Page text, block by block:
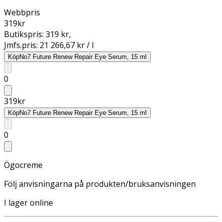
Webbpris
319kr
Butikspris: 319 kr,
Jmfs.pris: 21 266,67 kr / l
KöpNo7 Future Renew Repair Eye Serum, 15 ml
0
319kr
KöpNo7 Future Renew Repair Eye Serum, 15 ml
0
Ögocreme
Följ anvisningarna på produkten/bruksanvisningen
I lager online